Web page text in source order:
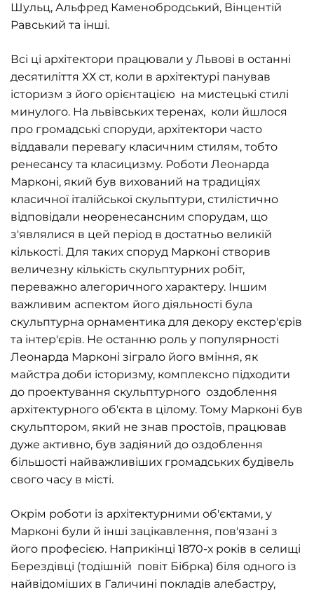
Шульц, Альфред Каменобродський, Вінцентій
Равський та інші.
Всі ці архітектори працювали у Львові в останні
десятиліття ХХ ст, коли в архітектурі панував
історизм з його орієнтацією на мистецькі стилі
минулого. На львівських теренах, коли йшлося
про громадські споруди, архітектори часто
віддавали перевагу класичним стилям, тобто
ренесансу та класицизму. Роботи Леонарда
Марконі, який був вихований на традиціях
класичної італійської скульптури, стилістично
відповідали неоренесансним спорудам, що
з'являлися в цей період в достатньо великій
кількості. Для таких споруд Марконі створив
величезну кількість скульптурних робіт,
переважно алегоричного характеру. Іншим
важливим аспектом його діяльності була
скульптурна орнаментика для декору екстер'єрів
та інтер'єрів. Не останню роль у популярності
Леонарда Марконі зіграло його вміння, як
майстра доби історизму, комплексно підходити
до проектування скульптурного оздоблення
архітектурного об'єкта в цілому. Тому Марконі був
скульптором, який не знав простоїв, працював
дуже активно, був задіяний до оздоблення
більшості найважливіших громадських будівель
свого часу в місті.
Окрім роботи із архітектурними об'єктами, у
Марконі були й інші зацікавлення, пов'язані з
його професією. Наприкінці 1870-х років в селищі
Берездівці (тодішній повіт Бібрка) біля одного із
найвідоміших в Галичині покладів алебастру,